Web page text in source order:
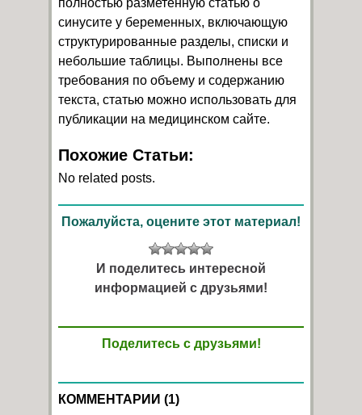
синусите у беременных, включающую
структурированные разделы, списки и
небольшие таблицы. Выполнены все
требования по объему и содержанию
текста, статью можно использовать для
публикации на медицинском сайте.
Похожие Статьи:
No related posts.
Пожалуйста, оцените этот материал!
И поделитесь интересной
информацией с друзьями!
Поделитесь с друзьями!
КОММЕНТАРИИ (1)